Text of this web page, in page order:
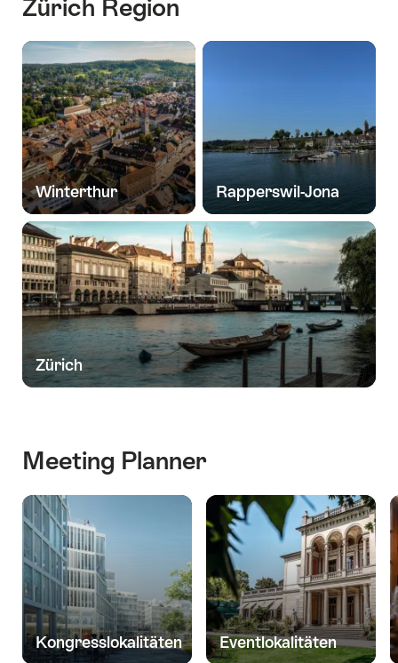
Zürich Region
Winterthur Rapperswil-Jona
Zürich
Meeting Planner
Kongresslokalitäten Eventlokalitäten